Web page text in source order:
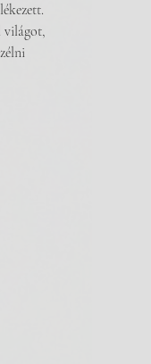
világot,